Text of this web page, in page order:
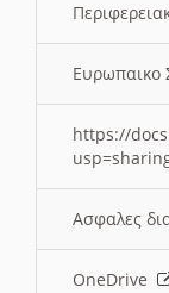
Ευρωπαικο
https://
Ασφαλες
OneDrive